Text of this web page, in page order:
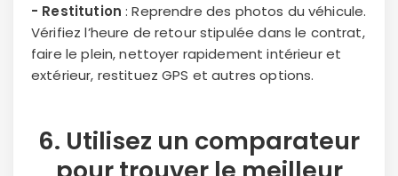
- Restitution : Reprendre des photos du véhicule.
Vérifiez l’heure de retour stipulée dans le contrat,
faire le plein, nettoyer rapidement intérieur et
extérieur, restituez GPS et autres options.
6. Utilisez un comparateur